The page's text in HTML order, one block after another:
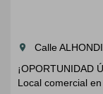
room
Calle
¡OPORTUNIDAD
Local comercial en